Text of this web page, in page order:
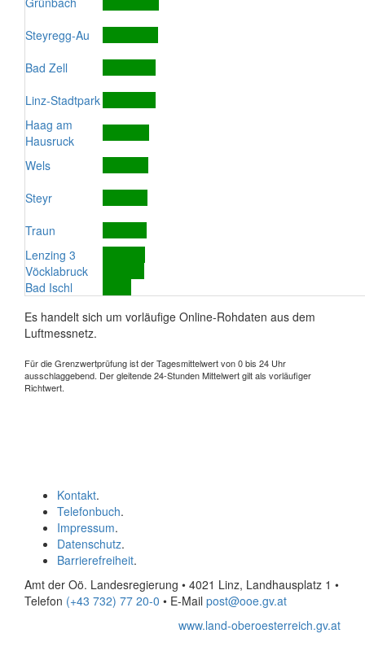
Steyregg-Au
Bad Zell
Linz-Stadtpark
Haag am
Hausruck
Wels
Steyr
Traun
Lenzing 3
Vöcklabruck
Bad Ischl
Es handelt sich um vorläufige Online-Rohdaten aus dem
Luftmessnetz.
Für die Grenzwertprüfung ist der Tagesmittelwert von 0 bis 24 Uhr
ausschlaggebend. Der gleitende 24-Stunden Mittelwert gilt als vorläufiger
Richtwert.
Kontakt.
Telefonbuch.
Impressum.
Datenschutz.
Barrierefreiheit.
Amt der Oö. Landesregierung • 4021 Linz, Landhausplatz 1 •
Telefon (+43 732) 77 20-0 • E-Mail post@ooe.gv.at
www.land-oberoesterreich.gv.at